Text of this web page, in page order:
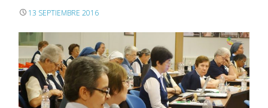
13 SEPTIEMBRE 2016